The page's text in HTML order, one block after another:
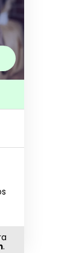
.